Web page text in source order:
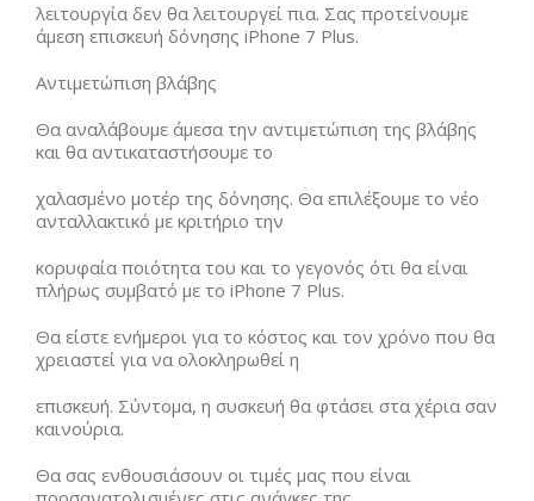
λειτουργία δεν θα λειτουργεί πια. Σας προτείνουμε
άμεση επισκευή δόνησης iPhone 7 Plus.
Αντιμετώπιση βλάβης
Θα αναλάβουμε άμεσα την αντιμετώπιση της βλάβης
και θα αντικαταστήσουμε το
χαλασμένο μοτέρ της δόνησης. Θα επιλέξουμε το νέο
ανταλλακτικό με κριτήριο την
κορυφαία ποιότητα του και το γεγονός ότι θα είναι
πλήρως συμβατό με το iPhone 7 Plus.
Θα είστε ενήμεροι για το κόστος και τον χρόνο που θα
χρειαστεί για να ολοκληρωθεί η
επισκευή. Σύντομα, η συσκευή θα φτάσει στα χέρια σαν
καινούρια.
Θα σας ενθουσιάσουν οι τιμές μας που είναι